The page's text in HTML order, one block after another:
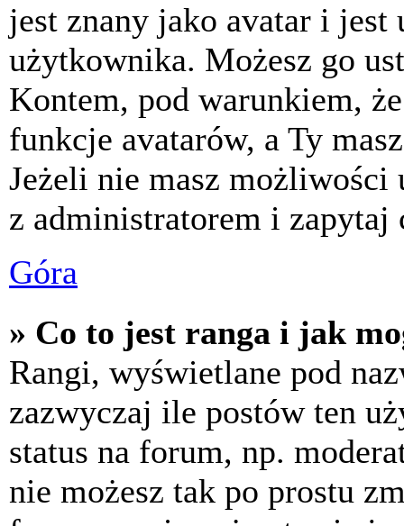
jest znany jako avatar i jest
użytkownika. Możesz go
Kontem, pod warunkiem,
funkcje avatarów, a Ty
Jeżeli nie masz możliwości
z administratorem i zapytaj
Góra
» Co to jest ranga i jak
Rangi, wyświetlane pod
zazwyczaj ile postów ten
status na forum, np.
nie możesz tak po prostu